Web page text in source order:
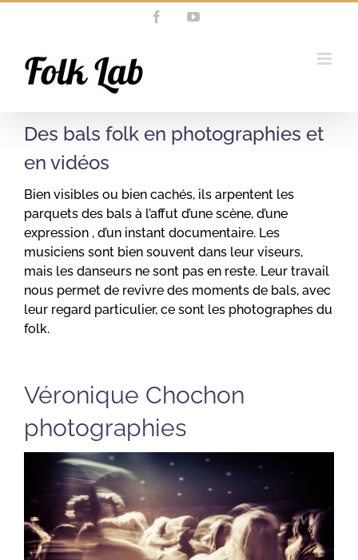
FacebookYouTube
Des bals folk en photographies et
en vidéos
Bien visibles ou bien cachés, ils arpentent les
parquets des bals à l’affut d’une scène, d’une
expression , d’un instant documentaire. Les
musiciens sont bien souvent dans leur viseurs,
mais les danseurs ne sont pas en reste. Leur travail
nous permet de revivre des moments de bals, avec
leur regard particulier, ce sont les photographes du
folk.
Véronique Chochon
photographies